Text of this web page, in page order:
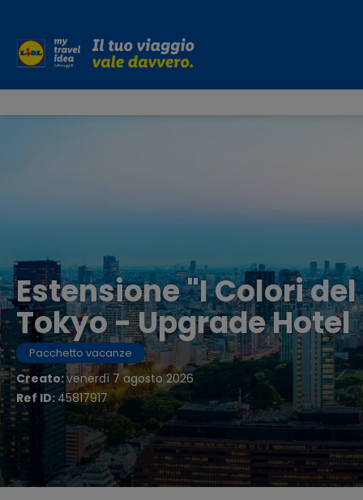
Estensione "I Colori
Tokyo - Upgrade Hotel
Pacchetto vacanze
Creato:venerdì 7 agosto 2026
Ref ID: 45817917